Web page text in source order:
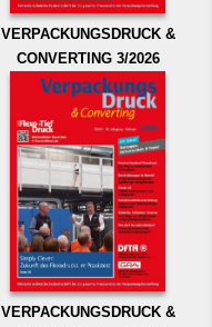
VERPACKUNGSDRUCK &
CONVERTING 3/2026
VERPACKUNGSDRUCK &